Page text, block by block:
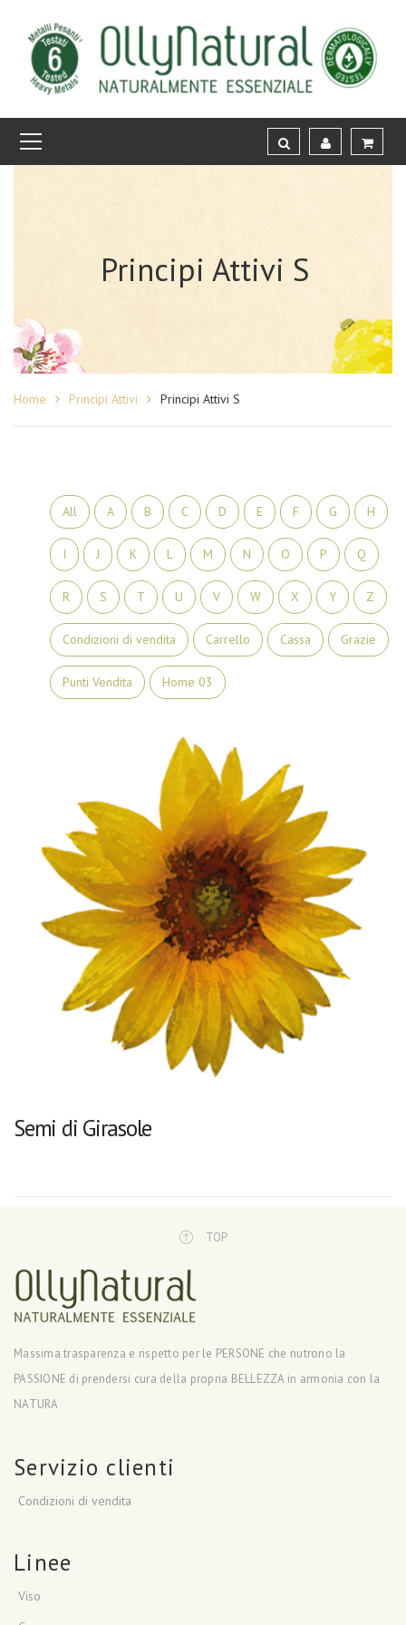
Principi Attivi S
Home Principi Attivi Principi Attivi S
All A B C D E F G H
I J K L M N O P Q
R S T U V W X Y Z
Condizioni di vendita Carrello Cassa Grazie
Punti Vendita Home 03
Semi di Girasole
TOP
Massima trasparenza e rispetto per le PERSONE che nutrono la
PASSIONE di prendersi cura della propria BELLEZZA in armonia con la
NATURA
Servizio clienti
Condizioni di vendita
Linee
Viso